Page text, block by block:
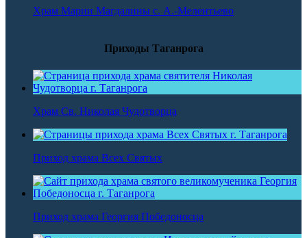
Храм Марии Магдалины с. А.-Мелентьево
Приходы Таганрога
Храм Св. Николая Чудотворца
Приход храма Всех Святых
Приход храма Георгия Победоносца